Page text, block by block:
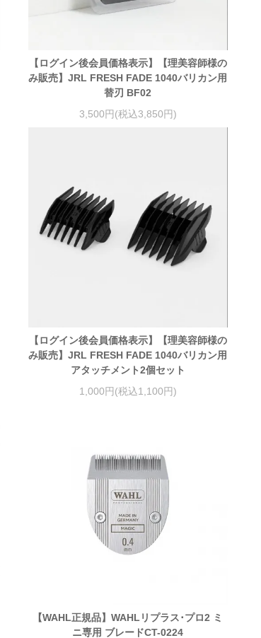
【ログイン後会員価格表示】【理美容師様の
み販売】JRL FRESH FADE 1040バリカン用
替刃 BF02
3,500円(税込3,850円)
【ログイン後会員価格表示】【理美容師様の
み販売】JRL FRESH FADE 1040バリカン用
アタッチメント2個セット
1,000円(税込1,100円)
【WAHL正規品】WAHLリプラス･プロ2 ミ
ニ専用 ブレードCT-0224